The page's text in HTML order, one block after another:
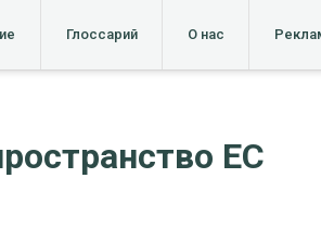
Глоссарий О нас
ЕС